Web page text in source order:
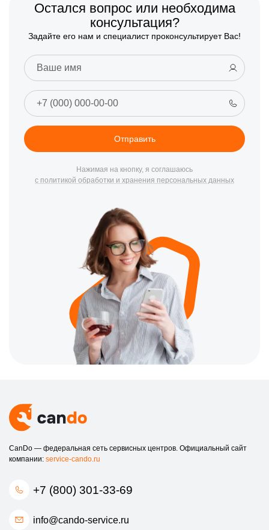
Остался вопрос или необходима
консультация?
Задайте его нам и специалист проконсультирует Вас!
Отправить
Нажимая на кнопку, я соглашаюсь
с политикой обработки и хранения персональных данных
CanDo — федеральная сеть сервисных центров. Официальный сайт
компании: service-cando.ru
+7 (800) 301-33-69
info@cando-service.ru